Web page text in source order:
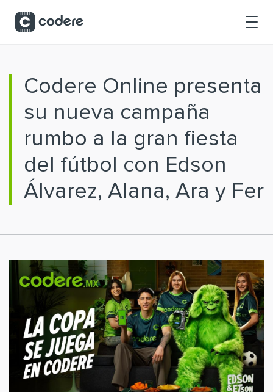
Codere Online presenta
su nueva campaña
rumbo a la gran fiesta
del fútbol con Edson
Álvarez, Alana, Ara y Fer